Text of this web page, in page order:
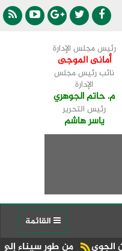
رئيس مجلس الإدارة
أمانى الموجى
نائب رئيس مجلس
الإدارة
م. حاتم الجوهري
رئيس التحرير
ياسر هاشم
من طور سيناء إلى منصة الجمهورية المركز الـ11 في